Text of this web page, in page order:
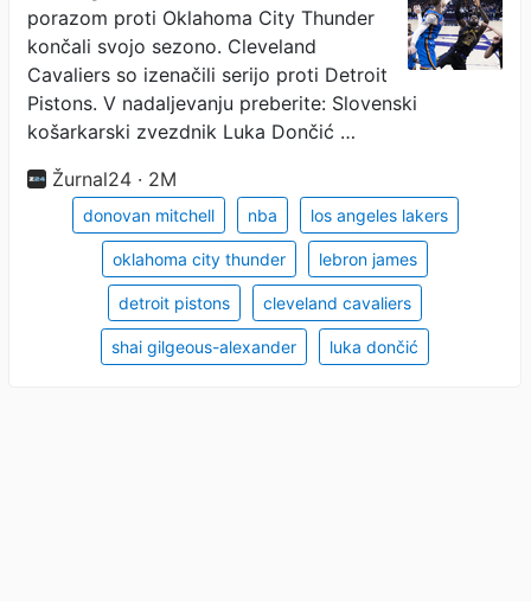
porazom proti Oklahoma City Thunder
končali svojo sezono. Cleveland
Cavaliers so izenačili serijo proti Detroit
Pistons. V nadaljevanju preberite: Slovenski
košarkarski zvezdnik Luka Dončić …
Žurnal24 · 2M
donovan mitchell nba los angeles lakers
oklahoma city thunder lebron james
detroit pistons cleveland cavaliers
shai gilgeous-alexander luka dončić